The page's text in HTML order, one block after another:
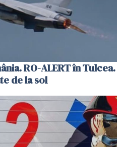
RO-ALERT în Tulcea.
de la sol